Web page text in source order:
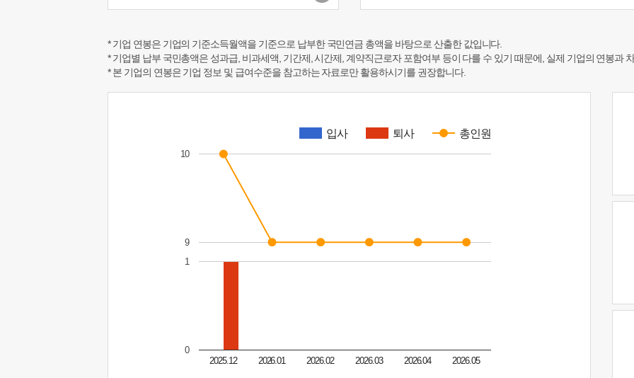
* 기업 연봉은 기업의 기준소득월액을 기준으로 납부한 국민연금 총액을 바탕으로 산출한 값입니다.
* 기업별 납부 국민총액은 성과급, 비과세액, 기간제, 시간제, 계약직근로자 포함여부 등이 다를 수 있기 때문에, 실제 기업의 연봉과
* 본 기업의 연봉은 기업 정보 및 급여수준을 참고하는 자료로만 활용하시기를 권장합니다.
입사 퇴사 총인원
2025.12 2026.01 2026.02 2026.03 2026.04 2026.05
0
1
9
10